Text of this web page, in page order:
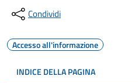
Condividi
Accesso all'informazione
INDICE DELLA PAGINA